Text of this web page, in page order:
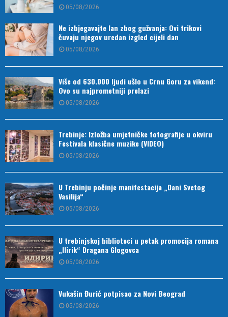
05/08/2026
Ne izbjegavajte lan zbog gužvanja: Ovi trikovi
čuvaju njegov uredan izgled cijeli dan
05/08/2026
Više od 630.000 ljudi ušlo u Crnu Goru za vikend:
Ovo su najprometniji prelazi
05/08/2026
Trebinje: Izložba umjetničke fotografije u okviru
Festivala klasične muzike (VIDEO)
05/08/2026
U Trebinju počinje manifestacija „Dani Svetog
Vasilija“
05/08/2026
U trebinjskoj biblioteci u petak promocija romana
„Ilirik“ Dragana Glogovca
05/08/2026
Vukašin Đurić potpisao za Novi Beograd
05/08/2026